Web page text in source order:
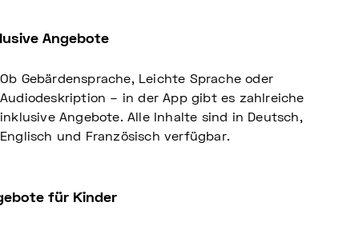
Angebote
Ob Gebärdensprache, Leichte Sprache oder
Audiodeskription – in der App gibt es zahlreiche
inklusive Angebote. Alle Inhalte sind in Deutsch,
Englisch und Französisch verfügbar.
für Kinder